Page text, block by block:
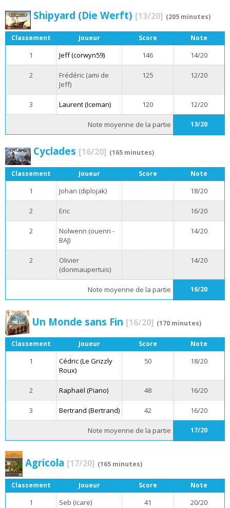
Shipyard (Die Werft) [13/20] (205 minutes)
Classement Joueur Score Note
1 Jeff (corwyn59) 146 14/20
2
Frédéric (ami de
Jeff)
125 12/20
3 Laurent (Iceman) 120 12/20
Note moyenne de la partie 13/20
Cyclades [16/20] (165 minutes)
Classement Joueur Score Note
1 Johan (diplojak) 18/20
2 Eric 16/20
2
Nolwenn (ouenn -
BAJ)
14/20
2
Olivier
(donmaupertuis)
14/20
Note moyenne de la partie 16/20
Un Monde sans Fin [16/20] (170 minutes)
Classement Joueur Score Note
1
Cédric (Le Grizzly
Roux)
50 18/20
2 Raphaël (Piano) 48 16/20
3 Bertrand (Bertrand) 42 16/20
Note moyenne de la partie 17/20
Agricola [17/20] (165 minutes)
Classement Joueur Score Note
1 Seb (icare) 41 20/20